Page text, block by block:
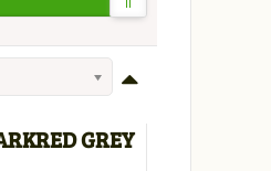
GREY